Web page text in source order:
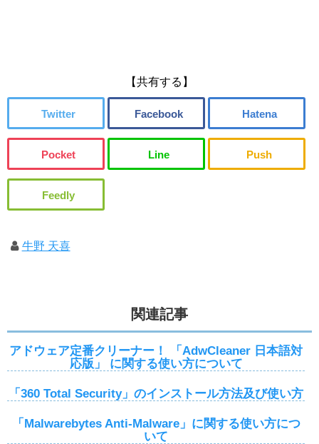
【共有する】
牛野 天喜
関連記事
アドウェア定番クリーナー！ 「AdwCleaner 日本語対
応版」 に関する使い方について
「360 Total Security」のインストール方法及び使い方
「Malwarebytes Anti-Malware」に関する使い方につ
いて